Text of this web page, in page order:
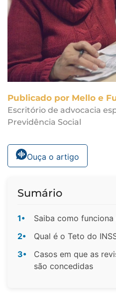
Publicado por Mello e
Escritório de advocacia
Previdência Social
Ouça o artigo
Sumário
1•
Saiba como
2•
Qual é o Teto do
3•
Casos em que as
são concedidas